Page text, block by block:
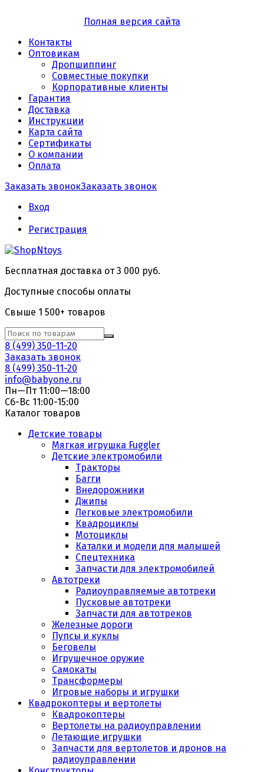
Полная версия сайта
Контакты
Оптовикам
Дропшиппинг
Совместные покупки
Корпоративные клиенты
Гарантия
Доставка
Инструкции
Карта сайта
Сертификаты
О компании
Оплата
Заказать звонокЗаказать звонок
Вход
Регистрация
Бесплатная доставка от 3 000 руб.
Доступные способы оплаты
Свыше 1 500+ товаров
8 (499) 350-11-20
Заказать звонок
8 (499) 350-11-20
info@babyone.ru
Пн—Пт 11:00—18:00
Сб-Вс 11:00-15:00
Каталог товаров
Детские товары
Мягкая игрушка Fuggler
Детские электромобили
Тракторы
Багги
Внедорожники
Джипы
Легковые электромобили
Квадроциклы
Мотоциклы
Каталки и модели для малышей
Спецтехника
Запчасти для электромобилей
Автотреки
Радиоуправляемые автотреки
Пусковые автотреки
Запчасти для автотреков
Железные дороги
Пупсы и куклы
Беговелы
Игрушечное оружие
Самокаты
Трансформеры
Игровые наборы и игрушки
Квадрокоптеры и вертолеты
Квадрокоптеры
Вертолеты на радиоуправлении
Летающие игрушки
Запчасти для вертолетов и дронов на
радиоуправлении